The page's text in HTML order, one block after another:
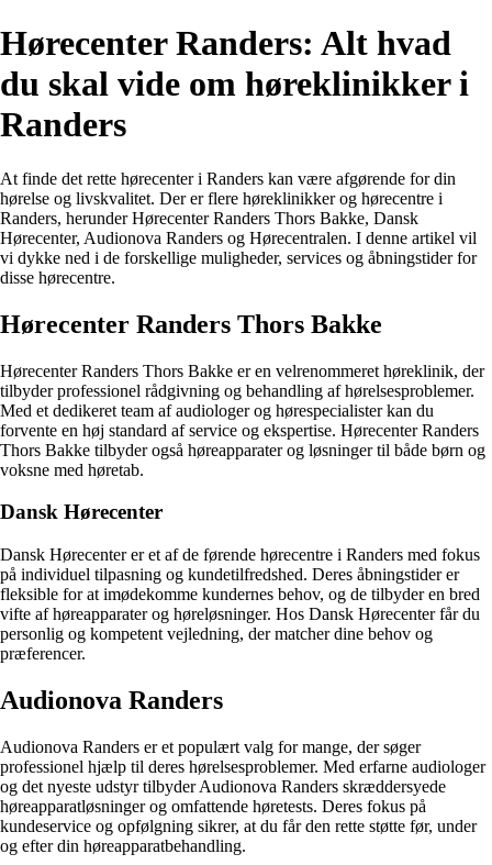
Hørecenter Randers: Alt hvad
du skal vide om høreklinikker i
Randers
At finde det rette hørecenter i Randers kan være afgørende for din
hørelse og livskvalitet. Der er flere høreklinikker og hørecentre i
Randers, herunder Hørecenter Randers Thors Bakke, Dansk
Hørecenter, Audionova Randers og Hørecentralen. I denne artikel vil
vi dykke ned i de forskellige muligheder, services og åbningstider for
disse hørecentre.
Hørecenter Randers Thors Bakke
Hørecenter Randers Thors Bakke er en velrenommeret høreklinik, der
tilbyder professionel rådgivning og behandling af hørelsesproblemer.
Med et dedikeret team af audiologer og hørespecialister kan du
forvente en høj standard af service og ekspertise. Hørecenter Randers
Thors Bakke tilbyder også høreapparater og løsninger til både børn og
voksne med høretab.
Dansk Hørecenter
Dansk Hørecenter er et af de førende hørecentre i Randers med fokus
på individuel tilpasning og kundetilfredshed. Deres åbningstider er
fleksible for at imødekomme kundernes behov, og de tilbyder en bred
vifte af høreapparater og høreløsninger. Hos Dansk Hørecenter får du
personlig og kompetent vejledning, der matcher dine behov og
præferencer.
Audionova Randers
Audionova Randers er et populært valg for mange, der søger
professionel hjælp til deres hørelsesproblemer. Med erfarne audiologer
og det nyeste udstyr tilbyder Audionova Randers skræddersyede
høreapparatløsninger og omfattende høretests. Deres fokus på
kundeservice og opfølgning sikrer, at du får den rette støtte før, under
og efter din høreapparatbehandling.